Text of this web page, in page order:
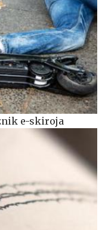
e-skiroja